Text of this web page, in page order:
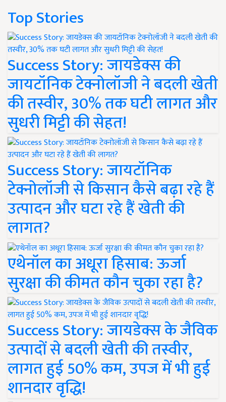
Top Stories
Success Story: जायडेक्स की
जायटॉनिक टेक्नोलॉजी ने बदली खेती
की तस्वीर, 30% तक घटी लागत और
सुधरी मिट्टी की सेहत!
Success Story: जायटॉनिक
टेक्नोलॉजी से किसान कैसे बढ़ा रहे हैं
उत्पादन और घटा रहे हैं खेती की
लागत?
एथेनॉल का अधूरा हिसाब: ऊर्जा
सुरक्षा की कीमत कौन चुका रहा है?
Success Story: जायडेक्स के जैविक
उत्पादों से बदली खेती की तस्वीर,
लागत हुई 50% कम, उपज में भी हुई
शानदार वृद्धि!